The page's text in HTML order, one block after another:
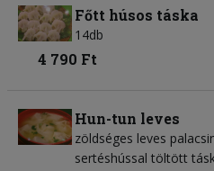
Főtt húsos táska
14db
4 790 Ft
Hun-tun leves
zöldséges leves
sertéshússal töltött